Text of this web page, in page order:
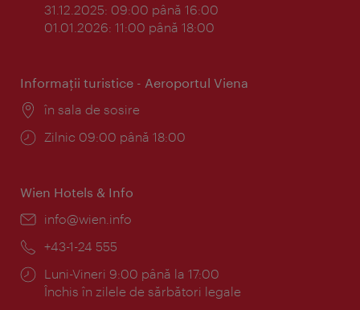
31.12.2025: 09:00 până 16:00
01.01.2026: 11:00 până 18:00
Informaţii turistice - Aeroportul Viena
Locul:
în sala de sosire
Program:
Zilnic 09:00 până 18:00
Wien Hotels & Info
E-
info@wien.info
Telefon:
+43-1-24 555
Program:
Luni-Vineri 9:00 până la 17:00
Închis în zilele de sărbători legale